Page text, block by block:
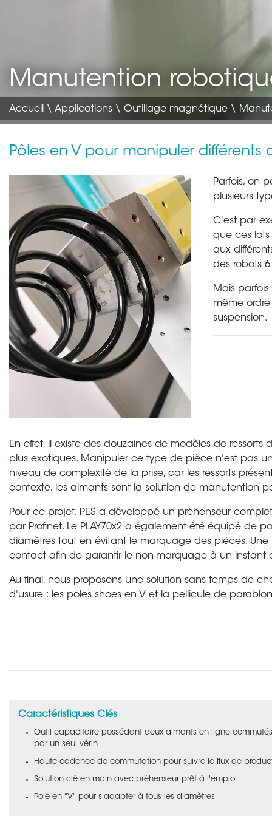
Manutention
Accueil \ Applications \ Outillage magnétique \
Pôles en V pour manipuler
Parfois, on
plusieurs
C'est par
que ces
aux
des robots
Mais
même
suspension.
En effet, il existe des douzaines de modèles de
plus exotiques. Manipuler ce type de pièce n'est pas
niveau de complexité de la prise, car les ressorts
contexte, les aimants sont la solution de manutention
Pour ce projet, PES a développé un préhenseur
par Profinet. Le PLAY70x2 a également été équipé de
diamètres tout en évitant le marquage des pièces.
contact afin de garantir le non-marquage à un instant
Au final, nous proposons une solution sans temps de
d'usure : les poles shoes en V et la pellicule de
Caractéristiques Clés
Outil capacitaire possédant deux aimants en ligne commutés
par un seul vérin
Haute cadence de commutation pour suivre le flux de
Solution clé en main avec préhenseur prêt à l'emploi
Pole en "V" pour s'adapter à tous les diamètres